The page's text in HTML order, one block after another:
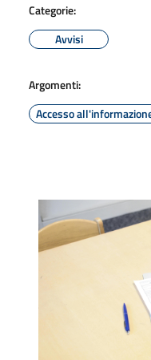
Categorie:
Avvisi
Argomenti:
Accesso